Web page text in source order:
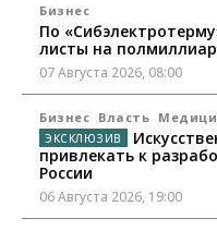
Бизнес
По
листы на
07 Августа 2026, 08:00
Бизнес Власть
привлекать к
России
06 Августа 2026, 19:00